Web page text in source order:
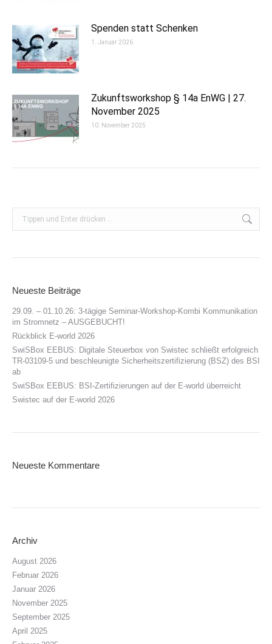
Spenden statt Schenken
1. Januar 2026
Zukunftsworkshop § 14a EnWG | 27.
November 2025
10. November 2025
Neueste Beiträge
29.09. – 01.10.26: 3-tägige Seminar-Workshop-Kombi Kommunikation
im Stromnetz – AUSGEBUCHT!
Rückblick E-world 2026
SwiSBox EEBUS: Digitale Steuerbox von Swistec schließt erfolgreich
TR-03109-5 und beschleunigte Sicherheitszertifizierung (BSZ) des BSI
ab
SwiSBox EEBUS: BSI-Zertifizierungen auf der E-world überreicht
Swistec auf der E-world 2026
Neueste Kommentare
Archiv
August 2026
Februar 2026
Januar 2026
November 2025
September 2025
April 2025